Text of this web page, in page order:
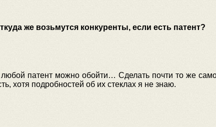
же возьмутся конкуренты, если есть патент?
патент можно обойти… Сделать почти то же
хотя подробностей об их стеклах я не знаю.